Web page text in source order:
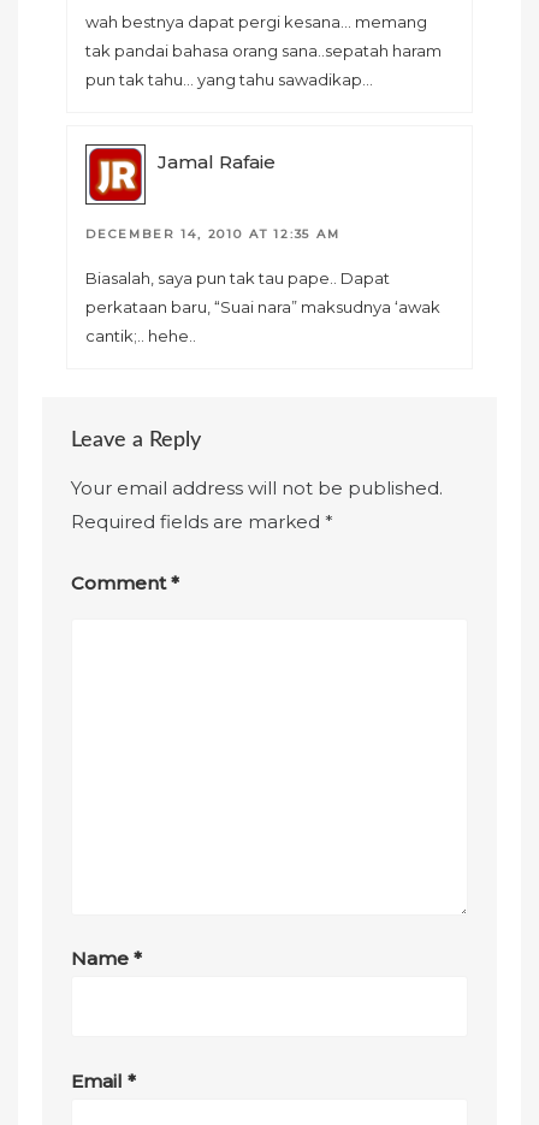
wah bestnya dapat pergi kesana… memang
tak pandai bahasa orang sana..sepatah haram
pun tak tahu… yang tahu sawadikap…
Jamal Rafaie
DECEMBER 14, 2010 AT 12:35 AM
Biasalah, saya pun tak tau pape.. Dapat
perkataan baru, “Suai nara” maksudnya ‘awak
cantik;.. hehe..
Leave a Reply
Your email address will not be published.
Required fields are marked*
Comment*
Name*
Email*